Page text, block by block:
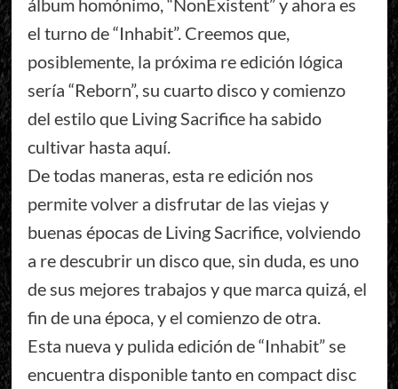
álbum homónimo, “NonExistent” y ahora es
el turno de “Inhabit”. Creemos que,
posiblemente, la próxima re edición lógica
sería “Reborn”, su cuarto disco y comienzo
del estilo que Living Sacrifice ha sabido
cultivar hasta aquí.
De todas maneras, esta re edición nos
permite volver a disfrutar de las viejas y
buenas épocas de Living Sacrifice, volviendo
a re descubrir un disco que, sin duda, es uno
de sus mejores trabajos y que marca quizá, el
fin de una época, y el comienzo de otra.
Esta nueva y pulida edición de “Inhabit” se
encuentra disponible tanto en compact disc